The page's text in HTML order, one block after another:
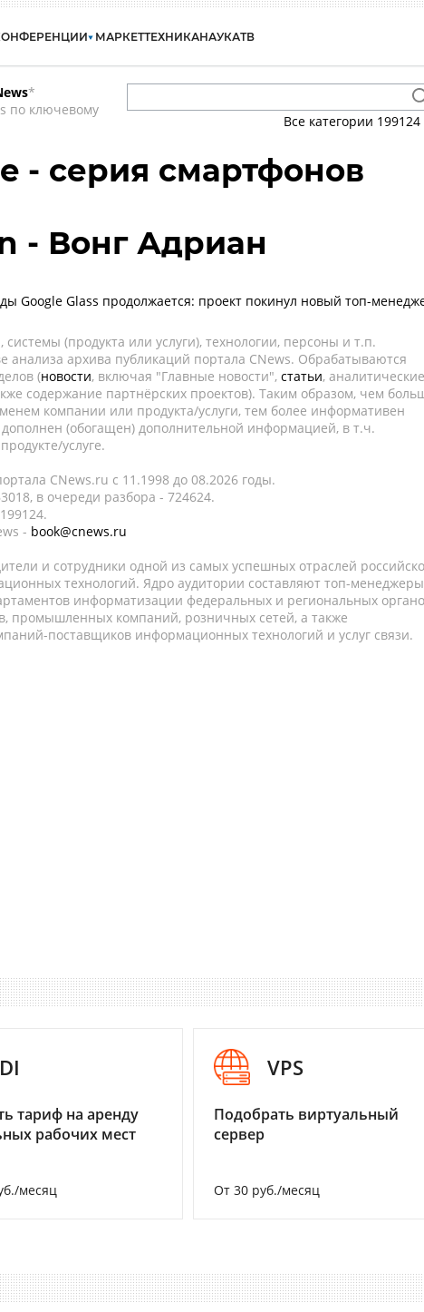
МАРКЕТТЕХНИКАНАУКАТВ
*
по ключевому
Все категории 199124
- серия смартфонов
- Вонг Адриан
Google Glass продолжается: проект покинул новый топ-
(продукта или услуги), технологии, персоны и т.п.
анализа архива публикаций портала CNews. Обрабатываются
(новости, включая "Главные новости", статьи, аналитические
содержание партнёрских проектов). Таким образом, чем
компании или продукта/услуги, тем более информативен
(обогащен) дополнительной информацией, в т.ч.
услуге.
CNews.ru c 11.1998 до 08.2026 годы.
в очереди разбора - 724624.
- book@cnews.ru
и сотрудники одной из самых успешных отраслей
технологий. Ядро аудитории составляют топ-
информатизации федеральных и региональных
промышленных компаний, розничных сетей, а также
поставщиков информационных технологий и услуг связи.
тариф на аренду
рабочих мест
месяц
VPS
Подобрать виртуальный
сервер
От 30 руб./месяц